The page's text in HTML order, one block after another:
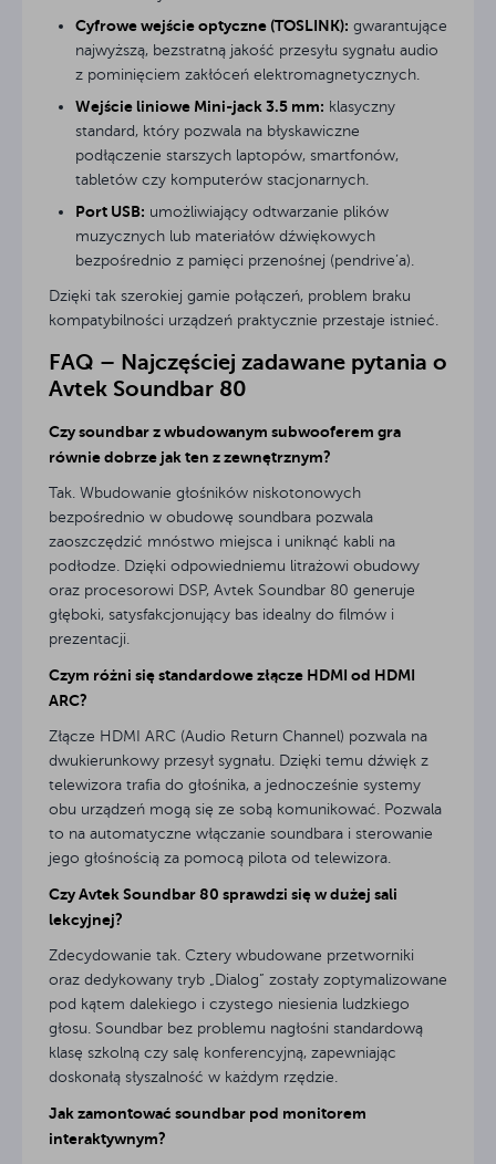
Cyfrowe wejście optyczne (TOSLINK): gwarantujące
najwyższą, bezstratną jakość przesyłu sygnału audio
z pominięciem zakłóceń elektromagnetycznych.
Wejście liniowe Mini-jack 3.5 mm: klasyczny
standard, który pozwala na błyskawiczne
podłączenie starszych laptopów, smartfonów,
tabletów czy komputerów stacjonarnych.
Port USB: umożliwiający odtwarzanie plików
muzycznych lub materiałów dźwiękowych
bezpośrednio z pamięci przenośnej (pendrive’a).
Dzięki tak szerokiej gamie połączeń, problem braku
kompatybilności urządzeń praktycznie przestaje istnieć.
FAQ – Najczęściej zadawane pytania o
Avtek Soundbar 80
Czy soundbar z wbudowanym subwooferem gra
równie dobrze jak ten z zewnętrznym?
Tak. Wbudowanie głośników niskotonowych
bezpośrednio w obudowę soundbara pozwala
zaoszczędzić mnóstwo miejsca i uniknąć kabli na
podłodze. Dzięki odpowiedniemu litrażowi obudowy
oraz procesorowi DSP, Avtek Soundbar 80 generuje
głęboki, satysfakcjonujący bas idealny do filmów i
prezentacji.
Czym różni się standardowe złącze HDMI od HDMI
ARC?
Złącze HDMI ARC (Audio Return Channel) pozwala na
dwukierunkowy przesył sygnału. Dzięki temu dźwięk z
telewizora trafia do głośnika, a jednocześnie systemy
obu urządzeń mogą się ze sobą komunikować. Pozwala
to na automatyczne włączanie soundbara i sterowanie
jego głośnością za pomocą pilota od telewizora.
Czy Avtek Soundbar 80 sprawdzi się w dużej sali
lekcyjnej?
Zdecydowanie tak. Cztery wbudowane przetworniki
oraz dedykowany tryb „Dialog” zostały zoptymalizowane
pod kątem dalekiego i czystego niesienia ludzkiego
głosu. Soundbar bez problemu nagłośni standardową
klasę szkolną czy salę konferencyjną, zapewniając
doskonałą słyszalność w każdym rzędzie.
Jak zamontować soundbar pod monitorem
interaktywnym?